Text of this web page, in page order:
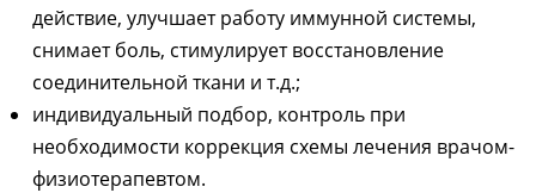
действие, улучшает работу иммунной системы,
снимает боль, стимулирует восстановление
соединительной ткани и т.д.;
индивидуальный подбор, контроль при
необходимости коррекция схемы лечения врачом-
физиотерапевтом.